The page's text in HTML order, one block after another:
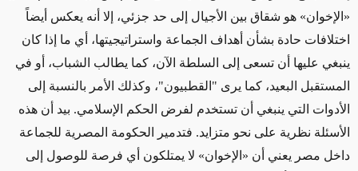
«الإخوان» هو شقاق بين الأجيال إلى حد جزئي، إلا أنه يعكس أيضاً
اختلافات حادة بشأن أهداف الجماعة واستراتيجيتها، أي ما إذا كان
ينبغي عليها أن تسعى إلى السلطة الآن، كما يطالب الشباب، أو في
المستقبل البعيد، كما يرى "القطبيون"، وكذلك الأمر بالنسبة إلى
الأدوات التي ينبغي أن تستخدم لفرض الحكم الإسلامي. بيد أن هذه
الأسئلة نظرية على نحو متزايد. فتدمير الحكومة المصرية للجماعة
داخل مصر يعني أن «الإخوان» لا يمتلكون أي فرصة للوصول إلى